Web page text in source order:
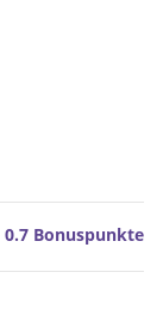
0.7 Bonuspunkte